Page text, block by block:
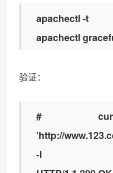
apachectl -t
apachectl
验证：
# curl -
'http://
-I